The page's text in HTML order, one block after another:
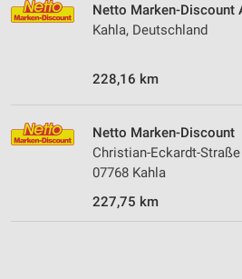
Netto Marken-Discount
Kahla, Deutschland
228,16 km
Netto Marken-Discount
Christian-Eckardt-
07768 Kahla
227,75 km